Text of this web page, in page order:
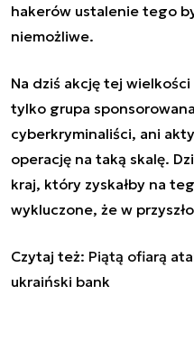
hakerów ustalenie tego
niemożliwe.
Na dziś akcję tej
tylko grupa
cyberkryminaliści, ani
operację na taką skalę.
kraj, który zyskałby na
wykluczone, że w
Czytaj też: Piątą ofiarą
ukraiński bank